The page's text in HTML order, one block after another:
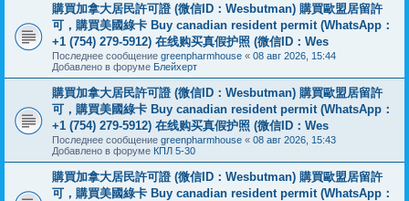
購買加拿大居民許可證 (微信ID：Wesbutman) 購買歐盟居留許
可，購買美國綠卡 Buy canadian resident permit (WhatsApp：
+1 (754) 279-5912) 在线购买真假护照 (微信ID：Wes
Последнее сообщение greenpharmhouse « 08 авг 2026, 15:44
Добавлено в форуме Блейхерт
購買加拿大居民許可證 (微信ID：Wesbutman) 購買歐盟居留許
可，購買美國綠卡 Buy canadian resident permit (WhatsApp：
+1 (754) 279-5912) 在线购买真假护照 (微信ID：Wes
Последнее сообщение greenpharmhouse « 08 авг 2026, 15:43
Добавлено в форуме КПЛ 5-30
購買加拿大居民許可證 (微信ID：Wesbutman) 購買歐盟居留許
可，購買美國綠卡 Buy canadian resident permit (WhatsApp：